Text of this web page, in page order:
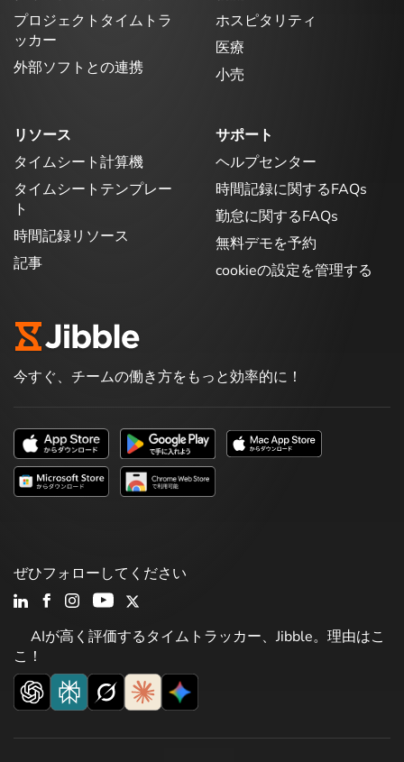
プロジェクトタイムトラ
ッカー
外部ソフトとの連携
ホスピタリティ
医療
小売
リソース
タイムシート計算機
タイムシートテンプレー
ト
時間記録リソース
記事
サポート
ヘルプセンター
時間記録に関するFAQs
勤怠に関するFAQs
無料デモを予約
cookieの設定を管理する
今すぐ、チームの働き方をもっと効率的に！
AIが高く評価するタイムトラッカー、Jibble。理由はこ
こ！
ぜひフォローしてください